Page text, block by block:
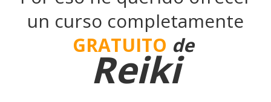
un curso completamente
GRATUITO de
Reiki